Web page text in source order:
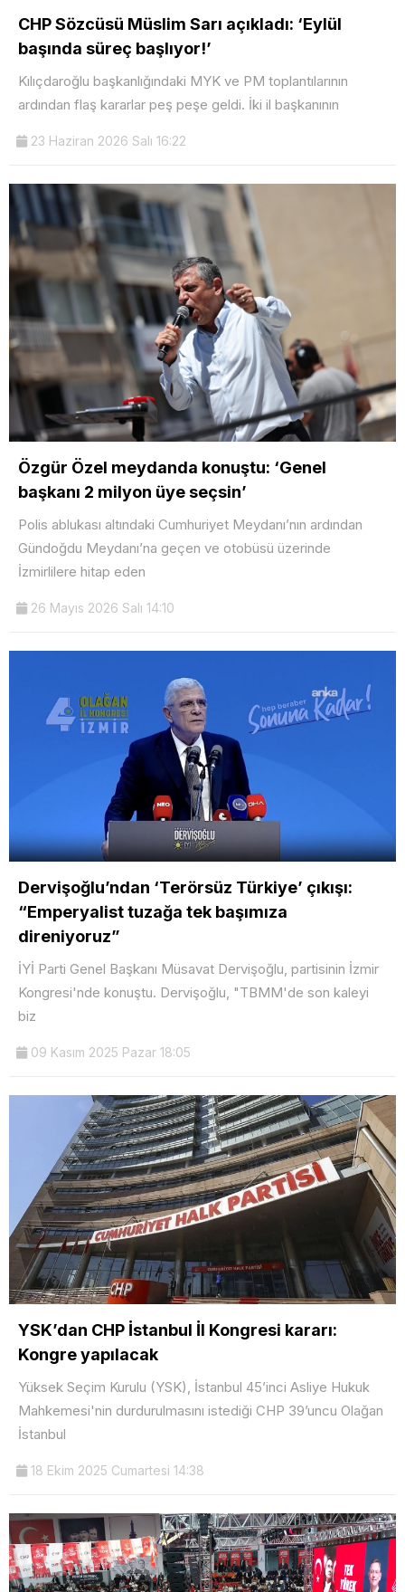
CHP Sözcüsü Müslim Sarı açıkladı: ‘Eylül
başında süreç başlıyor!’
Kılıçdaroğlu başkanlığındaki MYK ve PM toplantılarının
ardından flaş kararlar peş peşe geldi. İki il başkanının
23 Haziran 2026 Salı 16:22
Özgür Özel meydanda konuştu: ‘Genel
başkanı 2 milyon üye seçsin’
Polis ablukası altındaki Cumhuriyet Meydanı’nın ardından
Gündoğdu Meydanı’na geçen ve otobüsü üzerinde
İzmirlilere hitap eden
26 Mayıs 2026 Salı 14:10
Dervişoğlu’ndan ‘Terörsüz Türkiye’ çıkışı:
“Emperyalist tuzağa tek başımıza
direniyoruz”
İYİ Parti Genel Başkanı Müsavat Dervişoğlu, partisinin İzmir
Kongresi'nde konuştu. Dervişoğlu, "TBMM'de son kaleyi
biz
09 Kasım 2025 Pazar 18:05
YSK’dan CHP İstanbul İl Kongresi kararı:
Kongre yapılacak
Yüksek Seçim Kurulu (YSK), İstanbul 45’inci Asliye Hukuk
Mahkemesi'nin durdurulmasını istediği CHP 39’uncu Olağan
İstanbul
18 Ekim 2025 Cumartesi 14:38